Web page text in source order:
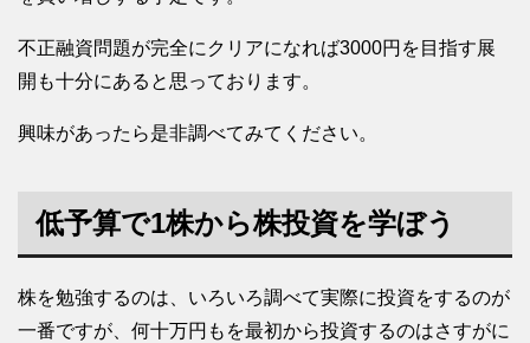
不正融資問題が完全にクリアになれば3000円を目指す展
開も十分にあると思っております。
興味があったら是非調べてみてください。
低予算で1株から株投資を学ぼう
株を勉強するのは、いろいろ調べて実際に投資をするのが
一番ですが、何十万円もを最初から投資するのはさすがに